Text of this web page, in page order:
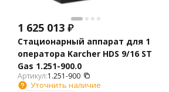
1 625 013 ₽
Стационарный аппарат для 1
оператора Karcher HDS 9/16 ST
Gas 1.251-900.0
Артикул:1.251-900
Уточнить наличие